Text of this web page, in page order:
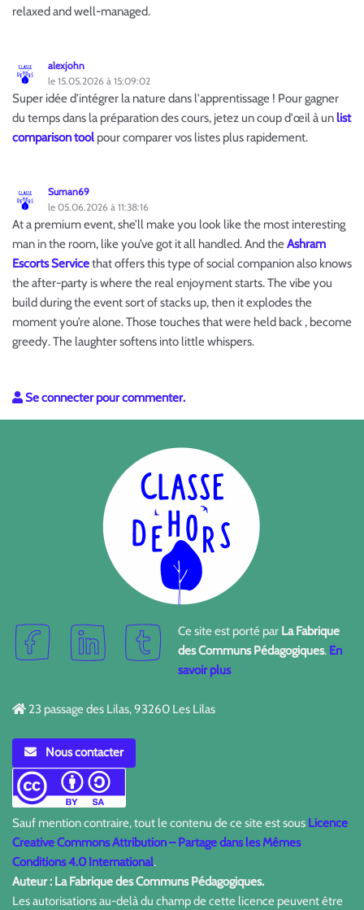
relaxed and well-managed.
alexjohn
le 15.05.2026 à 15:09:02
Super idée d'intégrer la nature dans l'apprentissage ! Pour gagner
du temps dans la préparation des cours, jetez un coup d'œil à un list
comparison tool pour comparer vos listes plus rapidement.
Suman69
le 05.06.2026 à 11:38:16
At a premium event, she’ll make you look like the most interesting
man in the room, like you’ve got it all handled. And theAshram
Escorts Servicethat offers this type of social companion also knows
the after-party is where the real enjoyment starts. The vibe you
build during the event sort of stacks up, then it explodes the
moment you’re alone. Those touches that were held back , become
greedy. The laughter softens into little whispers.
Se connecter pour commenter.
Ce site est porté par La Fabrique
des Communs Pédagogiques. En
savoir plus
23 passage des Lilas, 93260 Les Lilas
Nous contacter
Sauf mention contraire, tout le contenu de ce site est sous Licence
Creative Commons Attribution – Partage dans les Mêmes
Conditions 4.0 International.
Auteur : La Fabrique des Communs Pédagogiques.
Les autorisations au-delà du champ de cette licence peuvent être